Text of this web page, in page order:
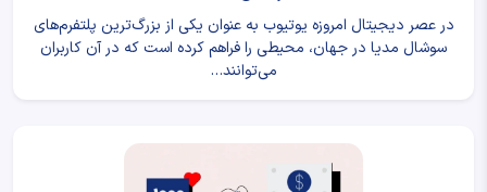
در عصر دیجیتال امروزه یوتیوب به عنوان یکی از بزرگ‌ترین پلتفرم‌های
سوشال مدیا در جهان، محیطی را فراهم کرده است که در آن کاربران
می‌توانند…